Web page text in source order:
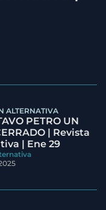
ALTERNATIVA
PETRO UN
| Revista
| Ene 29